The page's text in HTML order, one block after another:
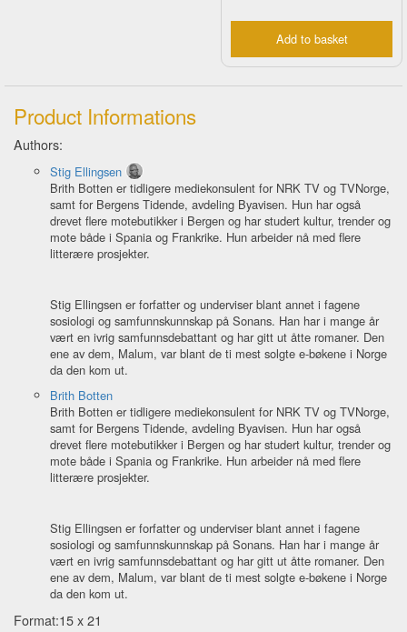
Add to basket
Product Informations
Authors:
Stig Ellingsen
Brith Botten er tidligere mediekonsulent for NRK TV og TVNorge,
samt for Bergens Tidende, avdeling Byavisen. Hun har også
drevet flere motebutikker i Bergen og har studert kultur, trender og
mote både i Spania og Frankrike. Hun arbeider nå med flere
litterære prosjekter.
Stig Ellingsen er forfatter og underviser blant annet i fagene
sosiologi og samfunnskunnskap på Sonans. Han har i mange år
vært en ivrig samfunnsdebattant og har gitt ut åtte romaner. Den
ene av dem, Malum, var blant de ti mest solgte e-bøkene i Norge
da den kom ut.
Brith Botten
Brith Botten er tidligere mediekonsulent for NRK TV og TVNorge,
samt for Bergens Tidende, avdeling Byavisen. Hun har også
drevet flere motebutikker i Bergen og har studert kultur, trender og
mote både i Spania og Frankrike. Hun arbeider nå med flere
litterære prosjekter.
Stig Ellingsen er forfatter og underviser blant annet i fagene
sosiologi og samfunnskunnskap på Sonans. Han har i mange år
vært en ivrig samfunnsdebattant og har gitt ut åtte romaner. Den
ene av dem, Malum, var blant de ti mest solgte e-bøkene i Norge
da den kom ut.
Format:15 x 21